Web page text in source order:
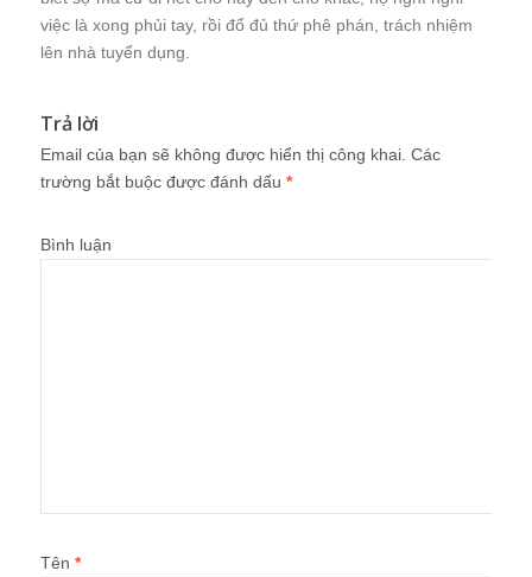
việc là xong phủi tay, rồi đổ đủ thứ phê phán, trách nhiệm
lên nhà tuyển dụng.
Trả lời
Email của bạn sẽ không được hiển thị công khai. Các
trường bắt buộc được đánh dấu *
Bình luận
Tên *